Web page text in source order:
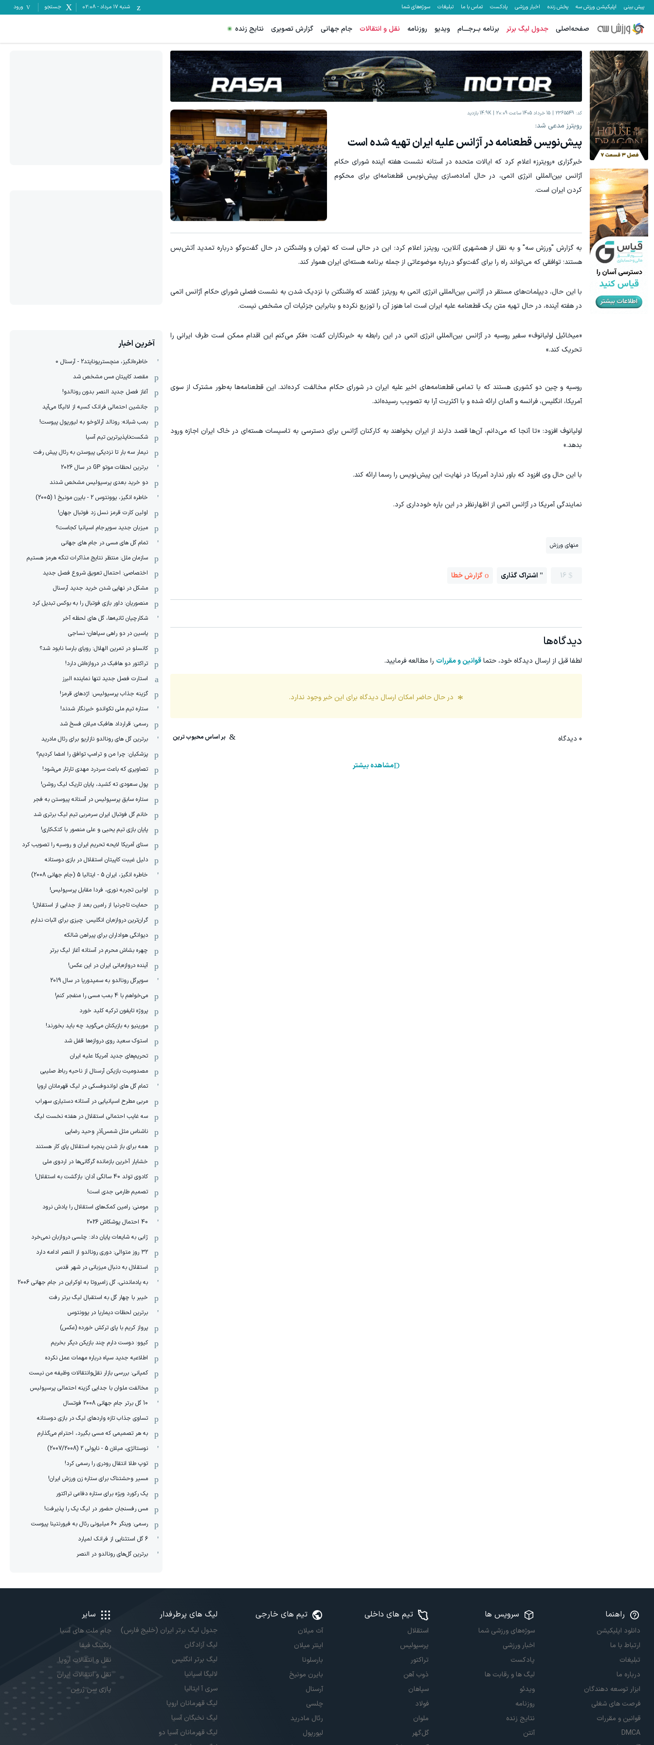
پیش بینی اپلیکیشن ورزش سه پخش زنده اخبار ورزشی پادکست تماس با ما تبلیغات سوژه‌های شما شنبه ۱۷ مرداد -
02:08 جستجو ورود
صفحه‌اصلی جدول لیگ برتر برنامه بــرجـــام ویدیو روزنامه نقل و انتقالات جام جهانی گزارش تصویری نتایج زنده
کد: 2365549 15 خرداد 1405 ساعت 20:09 14.9K بازدید
رویترز مدعی شد:
پیش‌نویس قطعنامه‌ در آژانس علیه ایران تهیه شده است
خبرگزاری «رویترز» اعلام کرد که ایالات متحده در آستانه نشست هفته آینده شورای حکام
آژانس بین‌المللی انرژی اتمی، در حال آماده‌سازی پیش‌نویس قطعنامه‌ای برای محکوم
کردن ایران است.
به گزارش "ورزش سه" و به نقل از همشهری آنلاین، رویترز اعلام کرد: این در حالی است که تهران و واشنگتن در حال گفت‌وگو درباره تمدید آتش‌بس
هستند؛ توافقی که می‌تواند راه را برای گفت‌وگو درباره موضوعاتی از جمله برنامه هسته‌ای ایران هموار کند.
با این حال، دیپلمات‌های مستقر در آژانس بین‌المللی انرژی اتمی به رویترز گفتند که واشنگتن با نزدیک شدن به نشست فصلی شورای حکام آژانس اتمی
در هفته آینده، در حال تهیه متن یک قطعنامه علیه ایران است اما هنوز آن را توزیع نکرده و بنابراین جزئیات آن مشخص نیست.
«میخائیل اولیانوف» سفیر روسیه در آژانس بین‌المللی انرژی اتمی در این رابطه به خبرنگاران گفت: «فکر می‌کنم این اقدام ممکن است طرف ایرانی را
تحریک کند.»
روسیه و چین دو کشوری هستند که با تمامی قطعنامه‌های اخیر علیه ایران در شورای حکام مخالفت کرده‌اند. این قطعنامه‌ها به‌طور مشترک از سوی
آمریکا، انگلیس، فرانسه و آلمان ارائه شده و با اکثریت آرا به تصویب رسیده‌اند.
اولیانوف افزود: «تا آنجا که می‌دانم، آن‌ها قصد دارند از ایران بخواهند به کارکنان آژانس برای دسترسی به تاسیسات هسته‌ای در خاک ایران اجازه ورود
بدهد.»
با این حال وی افزود که باور ندارد آمریکا در نهایت این پیش‌نویس را رسما ارائه کند.
نمایندگی آمریکا در آژانس اتمی از اظهارنظر در این باره خودداری کرد.
منهای ورزش
16 اشتراک گذاری گزارش خطا
دیدگاه‌ها
لطفا قبل از ارسال دیدگاه خود، حتماقوانین و مقررات را مطالعه فرمایید.
در حال حاضر امکان ارسال دیدگاه برای این خبروجود ندارد.
0 دیدگاه
مشاهده بیشتر
آخرین اخبار
خاطره‌انگیز، منچستریونایتد2 - آرسنال 0
مقصد کاپیتان مس مشخص شد
آغاز فصل جدید النصر بدون رونالدو!
جانشین احتمالی فرانک کسیه از لالیگا می‌آید
بمب شبانه: رونالد آرائوخو به لیورپول پیوست!
شکست‌ناپذیرترین تیم آسیا
نیمار سه بار تا نزدیکی پیوستن به رئال پیش رفت
برترین لحظات موتو GP در سال 2026
دو خرید بعدی پرسپولیس مشخص شدند
خاطره انگیز، یوونتوس 2 - بایرن مونیخ 1 (2005)
اولین کارت قرمز نسل زد فوتبال جهان!
میزبان جدید سوپرجام اسپانیا کجاست؟
تمام گل های مسی در جام های جهانی
سازمان ملل: منتظر نتایج مذاکرات تنگه هرمز هستیم
اختصاصی: احتمال تعویق شروع فصل جدید
مشکل در نهایی شدن خرید جدید آرسنال
منصوریان: داور بازی فوتبال را به بوکس تبدیل کرد
شکارچیان ثانیه‌ها، گل های لحظه آخر
یاسین در دو راهی سپاهان- نساجی
کانسلو در تمرین الهلال: رویای بارسا نابود شد؟
تراکتور دو هافبک در دروازه‌اش دارد!
استارت فصل جدید تنها نماینده البرز
گزینه جذاب پرسپولیس: اژدهای قرمز!
ستاره تیم ملی تکواندو خبرنگار شدند!
رسمی: قرارداد هافبک میلان فسخ شد
برترین گل های رونالدو نازاریو برای رئال مادرید
پزشکیان: چرا من و ترامپ توافق را امضا کردیم؟
تصاویری که باعث سردرد مهدی تارتار می‌شود!
پول سعودی ته کشید، پایان تاریک لیگ روشن!
ستاره سابق پرسپولیس در آستانه پیوستن به فجر
خانم گل فوتبال ایران سرمربی تیم لیگ برتری شد
پایان بازی تیم یحیی و علی منصور با کتک‌کاری!
سنای آمریکا لایحه تحریم ایران و روسیه را تصویب کرد
دلیل غیبت کاپیتان استقلال در بازی دوستانه
خاطره انگیز، ایران 5 - ایتالیا 5 (جام جهانی 2008)
اولین تجربه نوری، فردا مقابل پرسپولیس!
حمایت تاجرنیا از رامین بعد از جدایی از استقلال!
گران‌ترین دروازه‌بان انگلیس: چیزی برای اثبات ندارم
دیوانگی هواداران برای پیراهن شالکه
چهره بشاش محرم در آستانه آغاز لیگ برتر
آینده دروازه‌بانی ایران در این عکس!
سوپرگل رونالدو به سمپدوریا در سال 2019
می‌خواهم با 4 بمب مسی را منفجر کنم!
پروژه تایفون ترکیه کلید خورد
مورینیو به بازیکنان می‌گوید چه باید بخورند!
استوک سعید روی دروازه‌ها قفل شد
تحریم‌های جدید آمریکا علیه ایران
مصدومیت بازیکن آرسنال از ناحیه رباط صلیبی
تمام گل های لواندوفسکی در لیگ قهرمانان اروپا
مربی مطرح اسپانیایی در آستانه دستیاری سهراب
سه غایب احتمالی استقلال در هفته نخست لیگ
ناشناس مثل شمس‌آذرِ وحید رضایی
همه برای باز شدن پنجره استقلال پای کار هستند
خشایار آخرین بازمانده گرگانی‌ها در اردوی ملی
کادوی تولد 40 سالگی آدان: بازگشت به استقلال!
تصمیم طارمی جدی است!
مومنی: رامین کمک‌های استقلال را یادش نرود
40 احتمال پوشکاش 2026
ژابی به شایعات پایان داد: چلسی دروازبان نمی‌خرد
۳۲ روز متوالی: دوری رونالدو از النصر ادامه دارد
استقلال به دنبال میزبانی در شهر قدس
به یادماندنی، گل زامبروتا به اوکراین در جام جهانی 2006
خیبر با چهار گل به استقبال لیگ برتر رفت
برترین لحظات دیماریا در یوونتوس
پرواز کریم با پای ترکش خورده (عکس)
کیوو: دوست دارم چند بازیکن دیگر بخریم
اطلاعیه جدید سپاه درباره مهمات عمل نکرده
کمپانی: بررسی بازار نقل‌وانتقالات وظیفه من نیست
مخالفت ملوان با جدایی گزینه احتمالی پرسپولیس
10 گل برتر جام جهانی 2008 فوتسال
تساوی جذاب تازه واردهای لیگ در بازی دوستانه
به هر تصمیمی که مسی بگیرد، احترام می‌گذارم
نوستالژی، میلان 5 - ناپولی 2 (2007/2008)
توپ طلا انتقال رودری را رسمی کرد!
مسیر وحشتناک برای ستاره زن ورزش ایران!
یک رکورد ویژه برای ستاره دفاعی تراکتور
مس رفسنجان حضور در لیگ یک را پذیرفت!
رسمی: وینگر 60 میلیونی رئال به فیورنتینا پیوست
6 گل استثنایی از فرانک لمپارد
برترین گل‌های رونالدو در النصر
راهنما
دانلود اپلیکیشن
ارتباط با ما
تبلیغات
درباره ما
ابزار توسعه دهندگان
فرصت های شغلی
قوانین و مقررات
DMCA
سرویس ها
سوژه‌های ورزشی شما
اخبار ورزشی
پادکست
لیگ ها و رقابت ها
ویدئو
روزنامه
نتایج زنده
آنتن
تیم های داخلی
استقلال
پرسپولیس
تراکتور
ذوب آهن
سپاهان
فولاد
ملوان
گل‌گهر
تیم های خارجی
آث میلان
اینتر میلان
بارسلونا
بایرن مونیخ
آرسنال
چلسی
رئال مادرید
لیورپول
لیگ های پرطرفدار
جدول لیگ برتر ایران (خلیج فارس)
لیگ آزادگان
لیگ برتر انگلیس
لالیگا اسپانیا
سری آ ایتالیا
لیگ قهرمانان اروپا
لیگ نخبگان آسیا
لیگ قهرمانان آسیا دو
سایر
جام ملت های آسیا
رنکینگ فیفا
نقل و انتقالات اروپا
نقل و انتقالات ایران
پاری سن ژرمن